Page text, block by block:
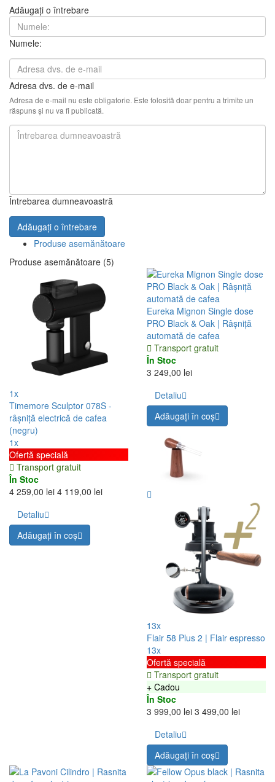
Adăugați o întrebare
Numele:
Adresa dvs. de e-mail
Adresa de e-mail nu este obligatorie. Este folosită doar pentru a trimite un
răspuns și nu va fi publicată.
Întrebarea dumneavoastră
Adăugați o întrebare
Produse asemănătoare
Produse asemănătoare (5)
1x
Timemore Sculptor 078S -
râșniță electrică de cafea
(negru)
1x
Ofertă specială
Transport gratuit
În Stoc
4 259,00 lei 4 119,00 lei
Detaliu
Adăugați în coş
Eureka Mignon Single dose
PRO Black & Oak | Râșniță
automată de cafea
Transport gratuit
În Stoc
3 249,00 lei
Detaliu
Adăugați în coş
13x
Flair 58 Plus 2 | Flair espresso
13x
Ofertă specială
Transport gratuit
+ Cadou
În Stoc
3 999,00 lei 3 499,00 lei
Detaliu
Adăugați în coş